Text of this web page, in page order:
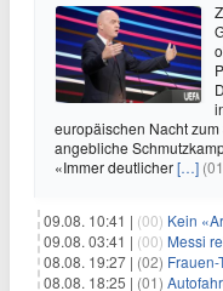
europäischen Nacht
angebliche
«Immer deutlicher[…]
09.08. 10:41 | (00) Kein
09.08. 03:41 | (00) Messi
08.08. 19:27 | (02) Frauen-
08.08. 18:25 | (01)